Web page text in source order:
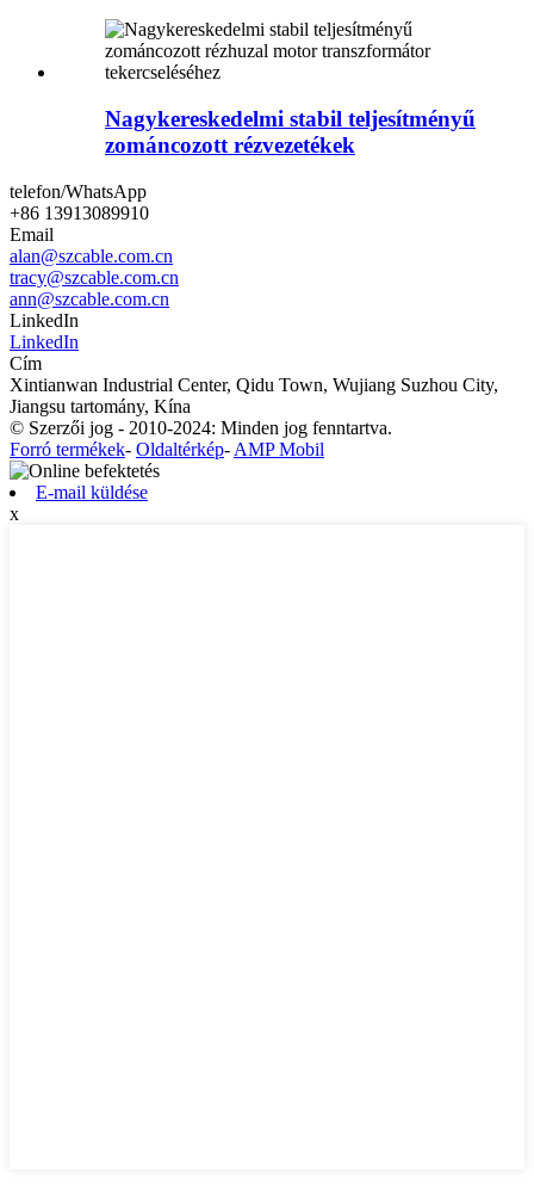
Nagykereskedelmi stabil teljesítményű
zománcozott rézvezetékek
telefon/WhatsApp
+86 13913089910
Email
alan@szcable.com.cn
tracy@szcable.com.cn
ann@szcable.com.cn
LinkedIn
LinkedIn
Cím
Xintianwan Industrial Center, Qidu Town, Wujiang Suzhou City,
Jiangsu tartomány, Kína
© Szerzői jog - 2010-2024: Minden jog fenntartva.
Forró termékek- Oldaltérkép- AMP Mobil
E-mail küldése
x